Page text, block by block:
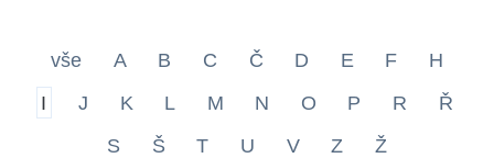
vše A B C Č D E F
H
I
J K L M N O P R
Ř
S
Š T U V Z Ž